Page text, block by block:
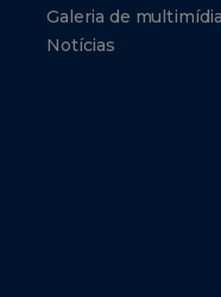
Galeria de multimídia
Notícias